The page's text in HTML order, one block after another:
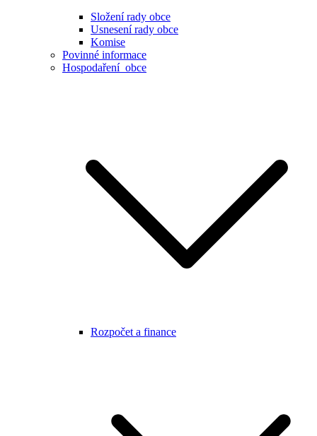
Složení rady obce
Usnesení rady obce
Komise
Povinné informace
Hospodaření obce
Rozpočet a finance